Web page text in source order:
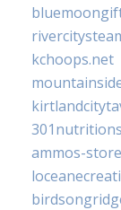
kchoops.net
ammos-